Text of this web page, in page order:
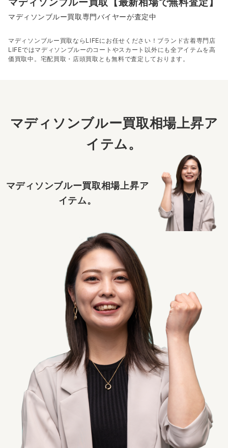
マディソンブルー買取【最新相場で無料査定】
マディソンブルー買取専門バイヤーが査定中
マディソンブルー買取ならLIFEにお任せください！ブランド古着専門店
LIFEではマディソンブルーのコートやスカート以外にも全アイテムを高
価買取中。宅配買取・店頭買取とも無料で査定しております。
マディソンブルー買取相場上昇ア
イテム。
マディソンブルー買取相場上昇ア
イテム。